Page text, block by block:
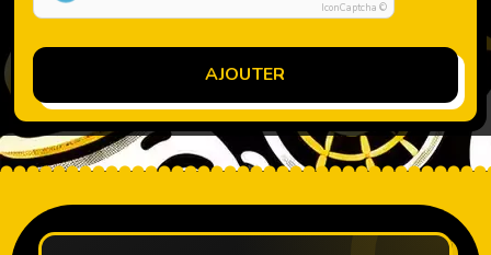
IconCaptcha ©
AJOUTER